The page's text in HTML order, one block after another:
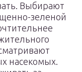
Выбирают
зеленой
насекомых.